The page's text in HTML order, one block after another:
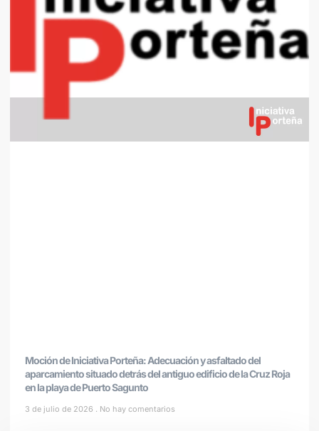
Moción de Iniciativa Porteña: Adecuación y asfaltado del
aparcamiento situado detrás del antiguo edificio de la Cruz Roja
en la playa de Puerto Sagunto
3 de julio de 2026 No hay comentarios